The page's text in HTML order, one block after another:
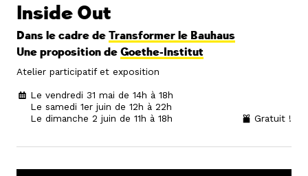
Inside Out
Dans le cadre de Transformer le Bauhaus
Une proposition de Goethe-Institut
Atelier participatif et exposition
Le vendredi 31 mai de 14h à 18h
Le samedi 1er juin de 12h à 22h
Le dimanche 2 juin de 11h à 18h
Gratuit !